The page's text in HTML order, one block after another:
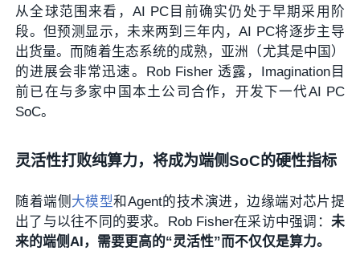
从全球范围来看，AI PC目前确实仍处于早期采用阶
段。但预测显示，未来两到三年内，AI PC将逐步主导
出货量。而随着生态系统的成熟，亚洲（尤其是中国）
的进展会非常迅速。Rob Fisher 透露，Imagination目
前已在与多家中国本土公司合作，开发下一代AI PC
SoC。
灵活性打败纯算力，将成为端侧SoC的硬性指标
随着端侧 大模型和Agent的技术演进，边缘端对芯片提
出了与以往不同的要求。Rob Fisher在采访中强调： 未
来的端侧AI，需要更高的“灵活性”而不仅仅是算力。